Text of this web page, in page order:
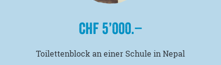
CHF 5’000.–
Toilettenblock an einer Schule in Nepal